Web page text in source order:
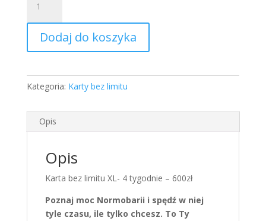
Karta
bez
limitu
XL
Dodaj do koszyka
Kategoria: Karty bez limitu
Opis
Opis
Karta bez limitu XL- 4 tygodnie – 600zł
Poznaj moc Normobarii i spędź w niej
tyle czasu, ile tylko chcesz. To Ty